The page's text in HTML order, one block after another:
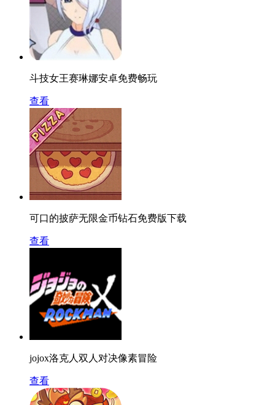
斗技女王赛琳娜安卓免费畅玩
查看
可口的披萨无限金币钻石免费版下载
查看
jojox洛克人双人对决像素冒险
查看